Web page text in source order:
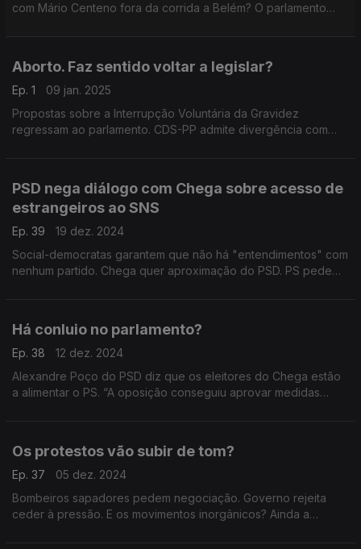
com Mário Centeno fora da corrida a Belém? O parlamento
Aborto. Faz sentido voltar a legislar?
Ep. 1
09 jan. 2025
Propostas sobre a Interrupção Voluntária da Gravidez
regressam ao parlamento. CDS-PP admite divergência com
PSD nega diálogo com Chega sobre acesso de
estrangeiros ao SNS
Ep. 39
19 dez. 2024
Social-democratas garantem que não há "entendimentos" com
nenhum partido. Chega quer aproximação do PSD. PS pede
Há conluio no parlamento?
Ep. 38
12 dez. 2024
Alexandre Poço do PSD diz que os eleitores do Chega estão
a alimentar o PS. “A oposição conseguiu aprovar medidas
Os protestos vão subir de tom?
Ep. 37
05 dez. 2024
Bombeiros sapadores pedem negociação. Governo rejeita
ceder à pressão. E os movimentos inorgânicos? Ainda a